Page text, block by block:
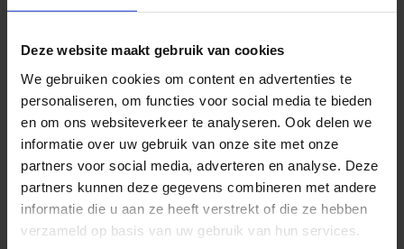
Deze website maakt gebruik van cookies
We gebruiken cookies om content en advertenties te
personaliseren, om functies voor social media te bieden
en om ons websiteverkeer te analyseren. Ook delen we
informatie over uw gebruik van onze site met onze
partners voor social media, adverteren en analyse. Deze
partners kunnen deze gegevens combineren met andere
informatie die u aan ze heeft verstrekt of die ze hebben
verzameld op basis van uw gebruik van hun services.